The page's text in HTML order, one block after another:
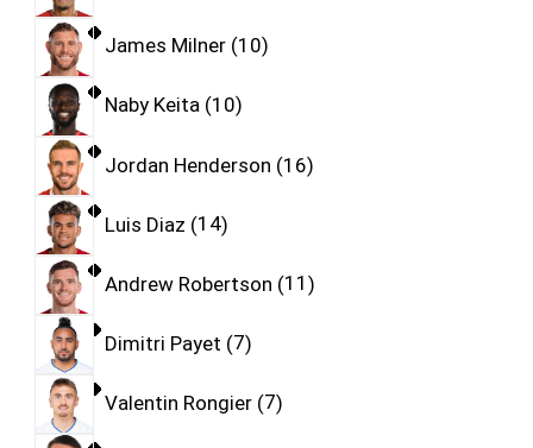
James Milner 10
Naby Keita 10
Jordan Henderson 16
Luis Diaz 14
Andrew Robertson 11
Dimitri Payet 7
Valentin Rongier 7